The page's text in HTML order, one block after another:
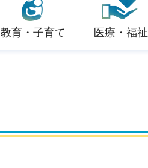
教育・子育て 医療・福祉